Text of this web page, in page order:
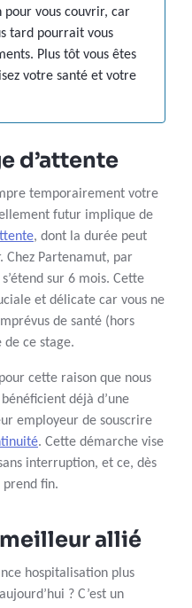
pour vous couvrir, car
tard pourrait vous
Plus tôt vous êtes
votre santé et votre
d’attente
temporairement votre
futur implique de
, dont la durée peut
Chez Partenamut, par
sur 6 mois. Cette
et délicate car vous ne
de santé (hors
ce stage.
cette raison que nous
déjà d’une
employeur de souscrire
. Cette démarche vise
interruption, et ce, dès
prend fin.
allié
hospitalisation plus
? C’est un